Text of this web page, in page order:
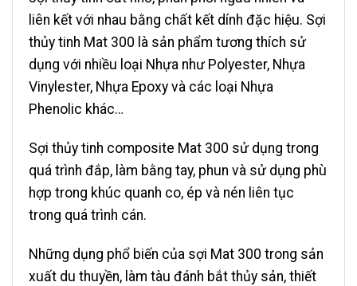
liên kết với nhau bằng chất kết dính đặc hiệu. Sợi
thủy tinh Mat 300 là sản phẩm tương thích sử
dụng với nhiều loại Nhựa như Polyester, Nhựa
Vinylester, Nhựa Epoxy và các loại Nhựa
Phenolic khác…
Sợi thủy tinh composite Mat 300 sử dụng trong
quá trình đắp, làm bằng tay, phun và sử dụng phù
hợp trong khúc quanh co, ép và nén liên tục
trong quá trình cán.
Những dụng phổ biến của sợi Mat 300 trong sản
xuất du thuyền, làm tàu đánh bắt thủy sản, thiết